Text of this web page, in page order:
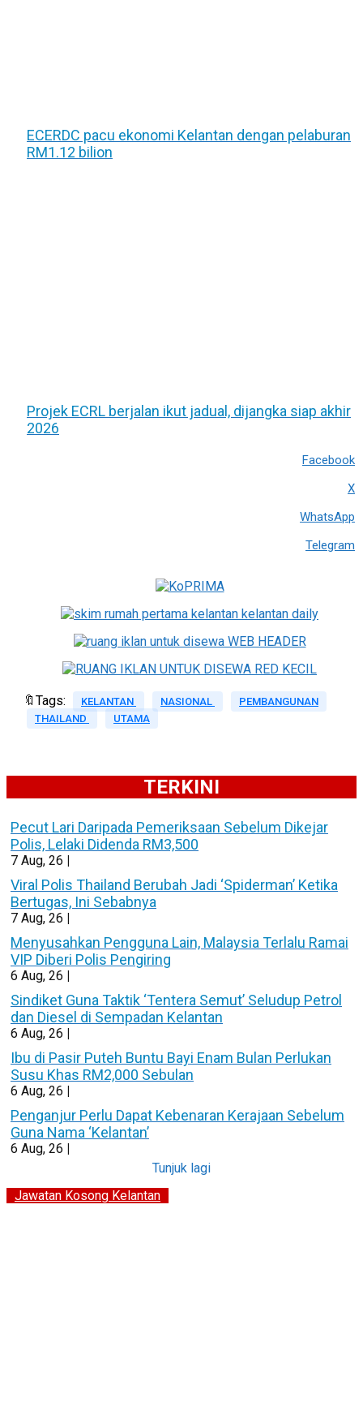
ECERDC pacu ekonomi Kelantan dengan pelaburan
RM1.12 bilion
Projek ECRL berjalan ikut jadual, dijangka siap akhir
2026
Facebook
X
WhatsApp
Telegram
🔖Tags: KELANTAN NASIONAL
PEMBANGUNAN
THAILAND
UTAMA
TERKINI
Pecut Lari Daripada Pemeriksaan Sebelum Dikejar
Polis, Lelaki Didenda RM3,500
7 Aug, 26 |
Viral Polis Thailand Berubah Jadi ‘Spiderman’ Ketika
Bertugas, Ini Sebabnya
7 Aug, 26 |
Menyusahkan Pengguna Lain, Malaysia Terlalu Ramai
VIP Diberi Polis Pengiring
6 Aug, 26 |
Sindiket Guna Taktik ‘Tentera Semut’ Seludup Petrol
dan Diesel di Sempadan Kelantan
6 Aug, 26 |
Ibu di Pasir Puteh Buntu Bayi Enam Bulan Perlukan
Susu Khas RM2,000 Sebulan
6 Aug, 26 |
Penganjur Perlu Dapat Kebenaran Kerajaan Sebelum
Guna Nama ‘Kelantan’
6 Aug, 26 |
Tunjuk lagi
Jawatan Kosong Kelantan